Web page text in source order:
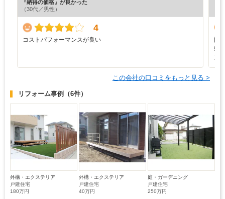
『納得の価格』が良かった
（30代／男性）
4
コストパフォーマンスが良い
雨
納
支
この会社の口コミをもっと見る >
リフォーム事例 （6件）
外構・エクステリア
戸建住宅
180万円
外構・エクステリア
戸建住宅
40万円
庭・ガーデニング
戸建住宅
250万円